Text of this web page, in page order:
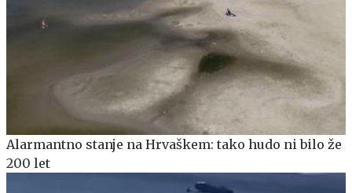
Alarmantno stanje na Hrvaškem: tako hudo ni bilo že
200 let